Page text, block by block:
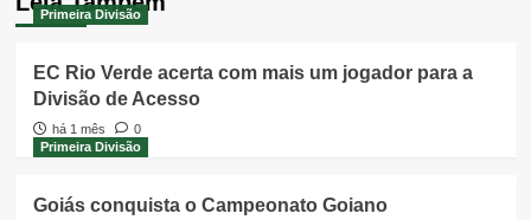
Primeira Divisão
EC Rio Verde acerta com mais um jogador para a
Divisão de Acesso
há 1 mês
0
Primeira Divisão
Goiás conquista o Campeonato Goiano